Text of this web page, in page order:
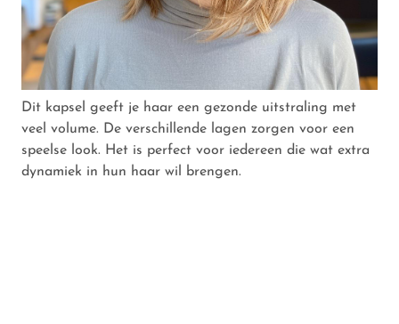
Dit kapsel geeft je haar een gezonde uitstraling met
veel volume. De verschillende lagen zorgen voor een
speelse look. Het is perfect voor iedereen die wat extra
dynamiek in hun haar wil brengen.